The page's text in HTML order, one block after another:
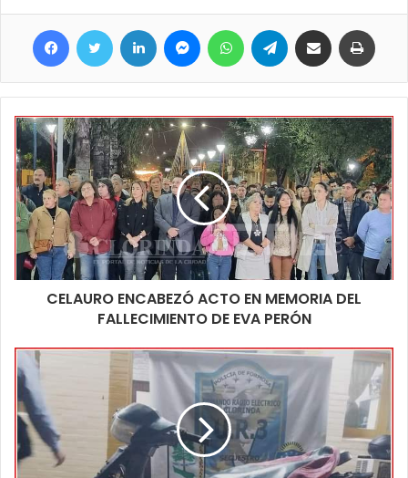
continuando en libertad supeditado a resolución de la causa, en
tanto el secuestro es remitido al Juzgado en turno.
Facebook Twitter LinkedIn MessengerWhatsApp Telegram Compartir por correo electrónico
CELAURO ENCABEZÓ ACTO EN MEMORIA DEL
FALLECIMIENTO DE EVA PERÓN